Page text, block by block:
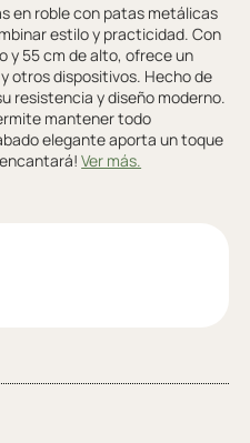
en roble con patas metálicas
estilo y practicidad. Con
y 55 cm de alto, ofrece un
otros dispositivos. Hecho de
resistencia y diseño moderno.
mantener todo
elegante aporta un toque
encantará!Ver más.